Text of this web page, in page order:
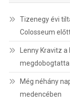
Tizenegy évi
Colosseum
Lenny Kravitz
Még néhány
medencében